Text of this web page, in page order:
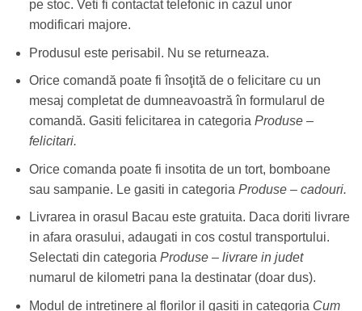
pe stoc. Veti fi contactat telefonic in cazul unor
modificari majore.
Produsul este perisabil. Nu se returneaza.
Orice comandă poate fi însoţită de o felicitare cu un
mesaj completat de dumneavoastră în formularul de
comandă. Gasiti felicitarea in categoria Produse –
felicitari.
Orice comanda poate fi insotita de un tort, bomboane
sau sampanie. Le gasiti in categoria Produse – cadouri.
Livrarea in orasul Bacau este gratuita. Daca doriti livrare
in afara orasului, adaugati in cos costul transportului.
Selectati din categoria Produse – livrare in judet
numarul de kilometri pana la destinatar (doar dus).
Modul de intretinere al florilor il gasiti in categoria Cum